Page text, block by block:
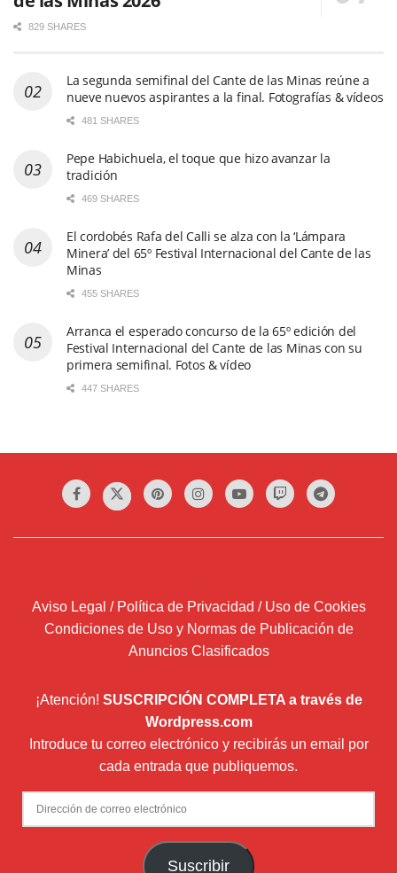
829 SHARES
La segunda semifinal del Cante de las Minas reúne a
nueve nuevos aspirantes a la final. Fotografías & vídeos
481 SHARES
Pepe Habichuela, el toque que hizo avanzar la
tradición
469 SHARES
El cordobés Rafa del Calli se alza con la ‘Lámpara
Minera’ del 65º Festival Internacional del Cante de las
Minas
455 SHARES
Arranca el esperado concurso de la 65º edición del
Festival Internacional del Cante de las Minas con su
primera semifinal. Fotos & vídeo
447 SHARES
Aviso Legal / Política de Privacidad / Uso de Cookies
Condiciones de Uso y Normas de Publicación de
Anuncios Clasificados
¡Atención! SUSCRIPCIÓN COMPLETA a través de
Wordpress.com
Introduce tu correo electrónico y recibirás un email por
cada entrada que publiquemos.
Dirección
de
Suscribir